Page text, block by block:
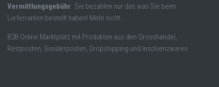
Vermittlungsgebühr. Sie bezahlen nur das was Sie beim
Lieferranten bestellt haben! Mehr nicht.
B2B Online Marktplatz mit Produkten aus den Grosshandel,
Restposten, Sonderposten, Dropshipping und Insolvenzwaren.